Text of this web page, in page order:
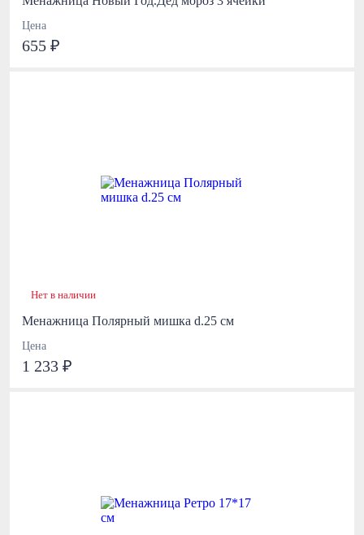
Цена
655 ₽
Нет в наличии
Менажница Полярный мишка d.25 см
Цена
1 233 ₽